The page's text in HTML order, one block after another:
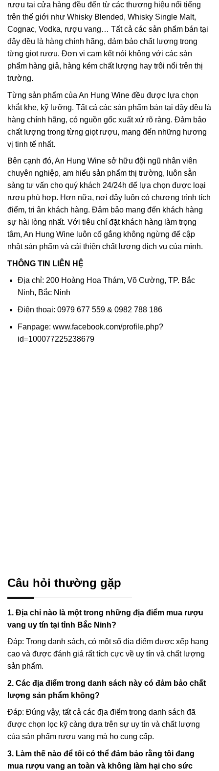
rượu tại cửa hàng đều đến từ các thương hiệu nổi tiếng
trên thế giới như Whisky Blended, Whisky Single Malt,
Cognac, Vodka, rượu vang… Tất cả các sản phẩm bán tại
đây đều là hàng chính hãng, đảm bảo chất lượng trong
từng giọt rượu. Đơn vị cam kết nói không với các sản
phẩm hàng giả, hàng kém chất lượng hay trôi nổi trên thị
trường.
Từng sản phẩm của An Hung Wine đều được lựa chọn
khắt khe, kỹ lưỡng. Tất cả các sản phẩm bán tại đây đều là
hàng chính hãng, có nguồn gốc xuất xứ rõ ràng. Đảm bảo
chất lượng trong từng giọt rượu, mang đến những hương
vị tinh tế nhất.
Bên cạnh đó, An Hung Wine sở hữu đội ngũ nhân viên
chuyên nghiệp, am hiểu sản phẩm thị trường, luôn sẵn
sàng tư vấn cho quý khách 24/24h để lựa chọn được loại
rượu phù hợp. Hơn nữa, nơi đây luôn có chương trình tích
điểm, tri ân khách hàng. Đảm bảo mang đến khách hàng
sự hài lòng nhất. Với tiêu chí đặt khách hàng làm trọng
tâm, An Hung Wine luôn cố gắng không ngừng để cập
nhật sản phẩm và cải thiện chất lượng dịch vụ của mình.
THÔNG TIN LIÊN HỆ
Địa chỉ: 200 Hoàng Hoa Thám, Võ Cường, TP. Bắc
Ninh, Bắc Ninh
Điện thoại: 0979 677 559 & 0982 788 186
Fanpage: www.facebook.com/profile.php?
id=100077225238679
Câu hỏi thường gặp
1. Địa chỉ nào là một trong những địa điểm mua rượu
vang uy tín tại tỉnh Bắc Ninh?
Đáp: Trong danh sách, có một số địa điểm được xếp hạng
cao và được đánh giá rất tích cực về uy tín và chất lượng
sản phẩm.
2. Các địa điểm trong danh sách này có đảm bảo chất
lượng sản phẩm không?
Đáp: Đúng vậy, tất cả các địa điểm trong danh sách đã
được chọn lọc kỹ càng dựa trên sự uy tín và chất lượng
của sản phẩm rượu vang mà họ cung cấp.
3. Làm thế nào để tôi có thể đảm bảo rằng tôi đang
mua rượu vang an toàn và không làm hại cho sức